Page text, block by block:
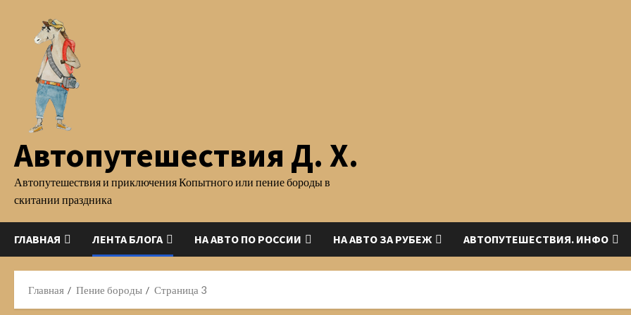
содержимому
Автопутешествия Д. Х.
Автопутешествия и приключения Копытного или пение бороды в
скитании праздника
ГЛАВНАЯ ЛЕНТА БЛОГА НА АВТО ПО РОССИИ НА АВТО ЗА РУБЕЖ АВТОПУТЕШЕСТВИЯ. ИНФО
Главная Пение бороды Страница 3